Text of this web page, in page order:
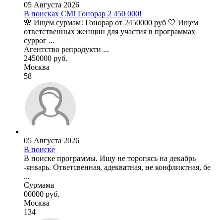
05 Августа 2026
В поисках СМ! Гонорар 2 450 000!
🌸 Ищем сурмам! Гонорар от 2450000 руб 🤍 Ищем
ответственных женщин для участия в программах
суррог ...
Агентство репродукти ...
2450000 руб.
Москва
58
05 Августа 2026
В поиске
В поиске программы. Ищу не торопясь на декабрь
-январь. Ответсвенная, адекватная, не конфликтная, бе
...
Сурмама
00000 руб.
Москва
134